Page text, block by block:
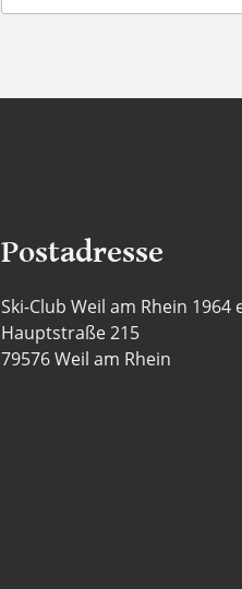
Postadresse
Ski-Club Weil am Rhein 1964
Hauptstraße 215
79576 Weil am Rhein